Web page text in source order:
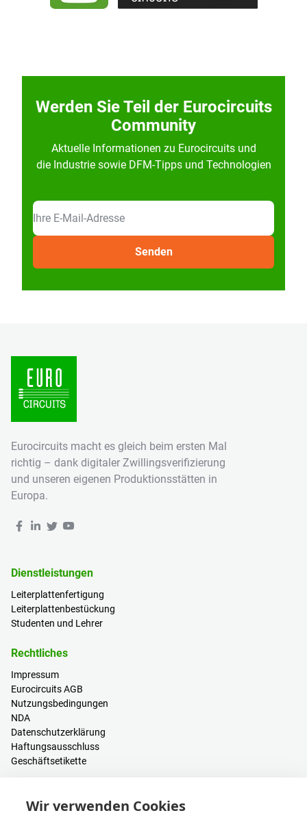
Werden Sie Teil der Eurocircuits
Community
Aktuelle Informationen zu Eurocircuits und
die Industrie sowie DFM-Tipps und Technologien
Eurocircuits macht es gleich beim ersten Mal
richtig – dank digitaler Zwillingsverifizierung
und unseren eigenen Produktionsstätten in
Europa.
Dienstleistungen
Leiterplattenfertigung
Leiterplattenbestückung
Studenten und Lehrer
Rechtliches
Impressum
Eurocircuits AGB
Nutzungsbedingungen
NDA
Datenschutzerklärung
Haftungsausschluss
Geschäftsetikette
Wir verwenden Cookies